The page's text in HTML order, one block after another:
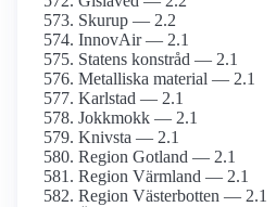
Skurup — 2.2
InnovAir — 2.1
Statens konstråd — 2.1
Metalliska material — 2.1
Karlstad — 2.1
Jokkmokk — 2.1
Knivsta — 2.1
Region Gotland — 2.1
Region Värmland — 2.1
Region Västerbotten — 2.1